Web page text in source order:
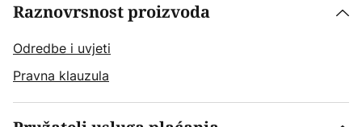
Raznovrsnost proizvoda
Odredbe i uvjeti
Pravna klauzula